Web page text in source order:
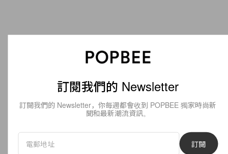
訂閱我們的 Newsletter
訂閱我們的 Newsletter，你每週都會收到 POPBEE 獨家時尚新
聞和最新潮流資訊。
訂閱